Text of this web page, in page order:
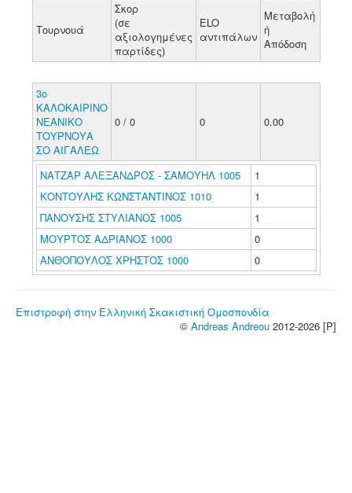
Τουρνουά
Σκορ
(σε
αξιολογημένες
παρτίδες)
ELO
αντιπάλων
Μεταβολή
ή
Απόδοση
3ο
ΚΑΛΟΚΑΙΡΙΝΟ
ΝΕΑΝΙΚΟ
ΤΟΥΡΝΟΥΑ
ΣΟ ΑΙΓΑΛΕΩ
0 / 0 0 0.00
ΝΑΤΖΑΡ ΑΛΕΞΑΝΔΡΟΣ - ΣΑΜΟΥΗΛ 1005
1
ΚΟΝΤΟΥΛΗΣ ΚΩΝΣΤΑΝΤΙΝΟΣ 1010
1
ΠΑΝΟΥΣΗΣ ΣΤΥΛΙΑΝΟΣ 1005
1
ΜΟΥΡΤΟΣ ΑΔΡΙΑΝΟΣ 1000
0
ΑΝΘΟΠΟΥΛΟΣ ΧΡΗΣΤΟΣ 1000
0
Επιστροφή στην Ελληνική Σκακιστική Ομοσπονδία
© Andreas Andreou 2012-2026 [P]